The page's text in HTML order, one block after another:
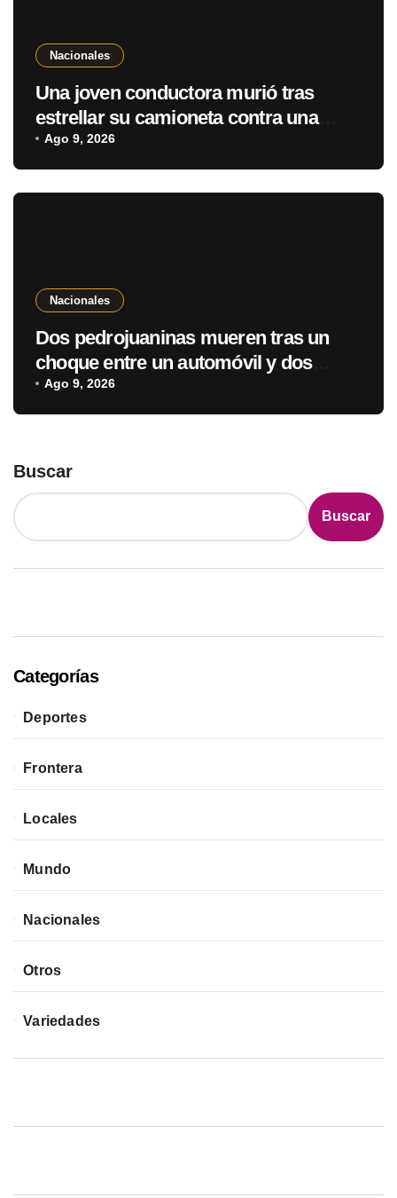
Nacionales
Una joven conductora murió tras
estrellar su camioneta contra una
casa en Villa Elisa
Ago 9, 2026
Nacionales
Dos pedrojuaninas mueren tras un
choque entre un automóvil y dos
camiones en Arroyos y Esteros
Ago 9, 2026
Buscar
Buscar
Categorías
Deportes
Frontera
Locales
Mundo
Nacionales
Otros
Variedades